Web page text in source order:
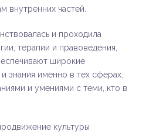
внутренних частей.
и проходила
терапии и правоведения,
широкие
знания именно в тех сферах,
и умениями с теми, кто в
культуры